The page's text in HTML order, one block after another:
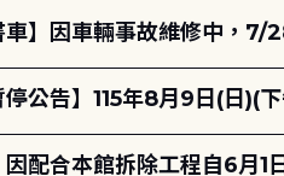
車】因車輛事故維修中，
停公告】115年8月9日(日)(
因配合本館拆除工程自6月